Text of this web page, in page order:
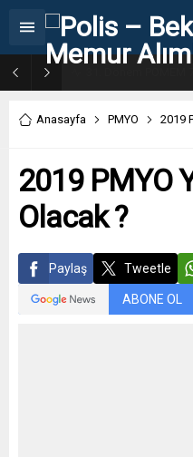
Anasayfa PMYO 2019
2019 PMYO
Olacak ?
Paylaş Tweetle
ABONE OL